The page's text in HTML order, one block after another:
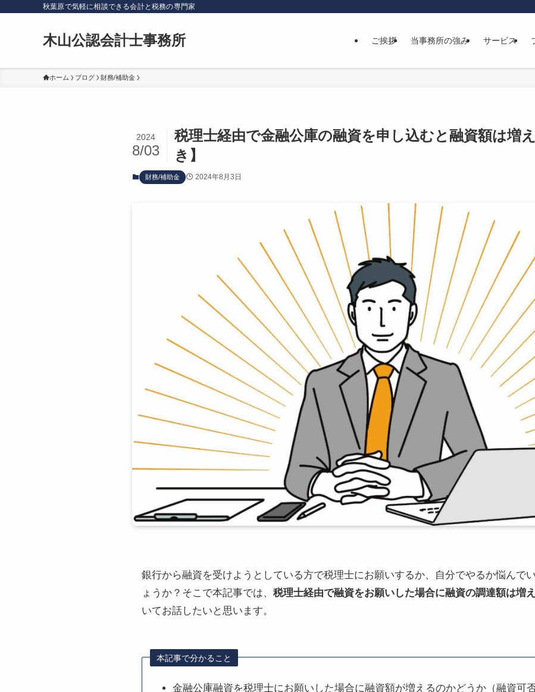
秋葉原で気軽に相談できる会計と税務の専門家
木山公認会計士事務所 ご挨拶 当事務所の強み サービス
ホーム ブログ 財務/補助金
税理士経由で金融公庫の融資を申し込むと融資額は増
き】
2024
8/03
財務/補助金 2024年8月3日
銀行から融資を受けようとしている方で税理士にお願いするか、自分でやるか悩んで
ょうか？そこで本記事では、 税理士経由で融資をお願いした場合に融資の調達額は増
いてお話したいと思います。
本記事で分かること
金融公庫融資を税理士にお願いした場合に融資額が増えるのかどうか（融資可